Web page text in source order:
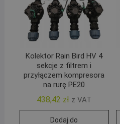
Kolektor Rain Bird HV 4
sekcje z filtrem i
przyłączem kompresora
na rurę PE20
438,42 zł z VAT
Dodaj do